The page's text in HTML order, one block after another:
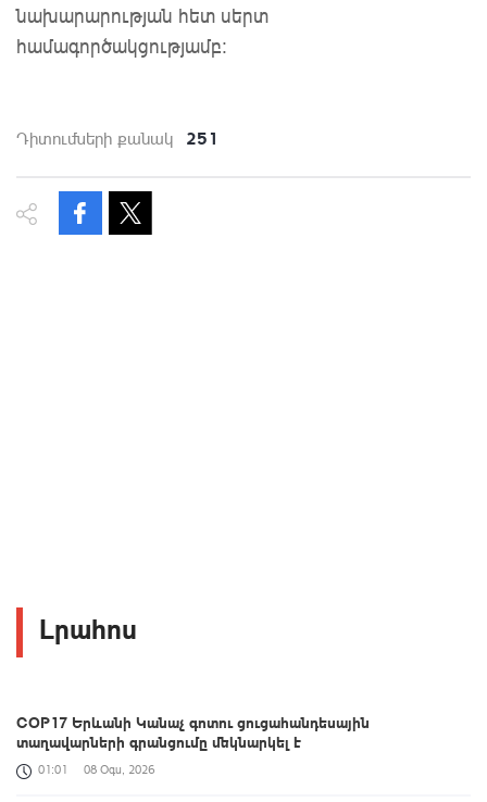
նախարարության հետ սերտ
համագործակցությամբ։
Դիտումների քանակ 251
Լրահոս
COP17 Երևանի Կանաչ գոտու ցուցահանդեսային
տաղավարների գրանցումը մեկնարկել է
01:01 08 Օգս, 2026